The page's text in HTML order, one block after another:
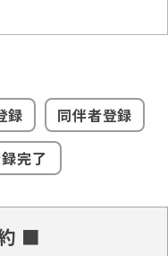
録
同伴者登録
完了
■